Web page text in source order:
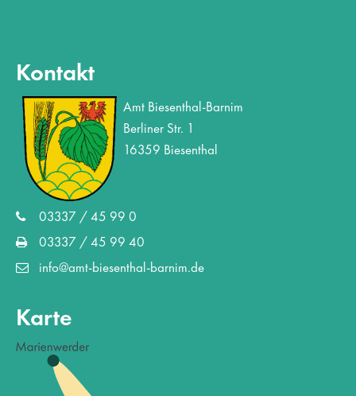
Kontakt
Amt Biesenthal-Barnim
Berliner Str. 1
16359 Biesenthal
03337 / 45 99 0
03337 / 45 99 40
info@amt-biesenthal-barnim.de
Karte